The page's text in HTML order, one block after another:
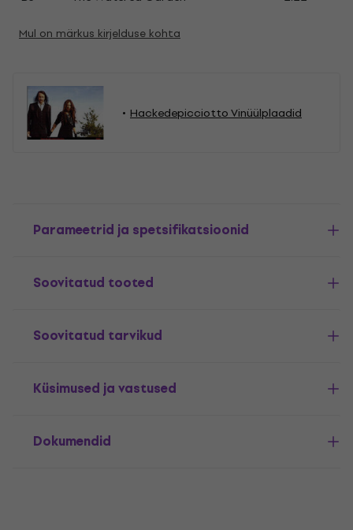
Mul on märkus kirjelduse kohta
Hackedepicciotto Vinüülplaadid
Parameetrid ja spetsifikatsioonid
Soovitatud tooted
Soovitatud tarvikud
Küsimused ja vastused
Dokumendid